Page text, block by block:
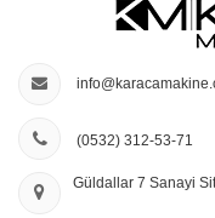
(0532) 312-53-71
Güldallar 7 Sanayi